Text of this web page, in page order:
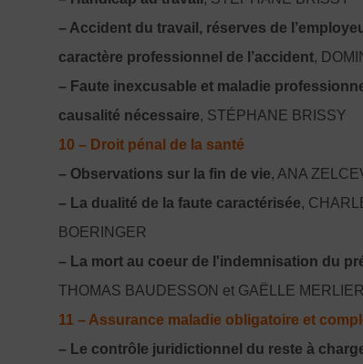
– Accident du travail, réserves de
caractère professionnel de l’accident,
– Faute inexcusable et maladie
causalité nécessaire, STÉPHANE BRISSY
10 – Droit pénal de la santé
– Observations sur la fin de vie, ANA
– La dualité de la faute caractérisée,
BOERINGER
– La mort au coeur de l'indemnisation du
THOMAS BAUDESSON et GAËLLE
11 – Assurance maladie obligatoire et
– Le contrôle juridictionnel du reste à